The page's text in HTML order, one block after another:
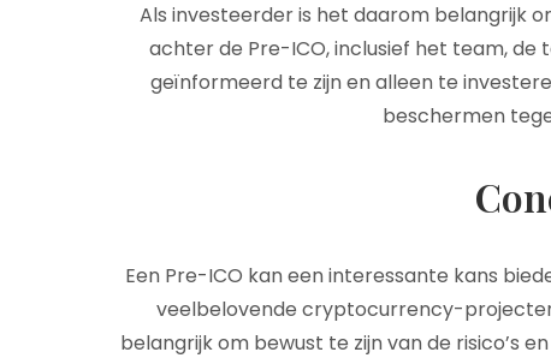
Als investeerder is het daarom belangrijk
achter de Pre-ICO, inclusief het team, de
geïnformeerd te zijn en alleen te
beschermen
Een Pre-ICO kan een interessante kans
veelbelovende cryptocurrency-
belangrijk om bewust te zijn van de risico’s